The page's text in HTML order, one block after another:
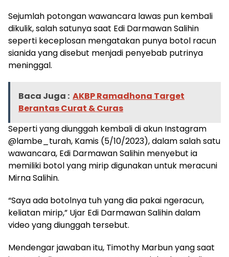
Sejumlah potongan wawancara lawas pun kembali
dikulik, salah satunya saat Edi Darmawan Salihin
seperti keceplosan mengatakan punya botol racun
sianida yang disebut menjadi penyebab putrinya
meninggal.
Baca Juga : AKBP Ramadhona Target
Berantas Curat & Curas
Seperti yang diunggah kembali di akun Instagram
@lambe_turah, Kamis (5/10/2023), dalam salah satu
wawancara, Edi Darmawan Salihin menyebut ia
memiliki botol yang mirip digunakan untuk meracuni
Mirna Salihin.
“Saya ada botolnya tuh yang dia pakai ngeracun,
keliatan mirip,” Ujar Edi Darmawan Salihin dalam
video yang diunggah tersebut.
Mendengar jawaban itu, Timothy Marbun yang saat